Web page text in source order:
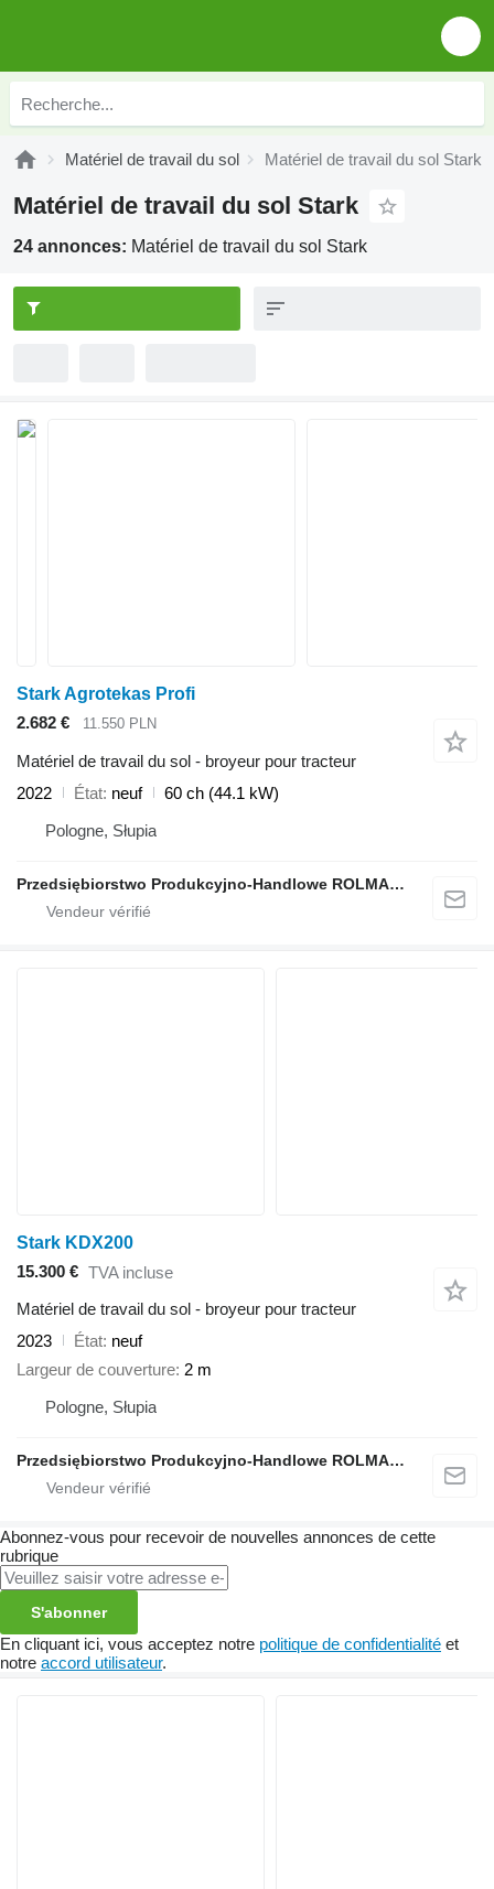
Matériel de travail du sol Matériel de travail du sol Stark
Matériel de travail du sol Stark
24 annonces: Matériel de travail du sol Stark
Stark Agrotekas Profi
2.682 €
11.550 PLN
Matériel de travail du sol - broyeur pour tracteur
2022
État neuf
60 ch (44.1 kW)
Pologne, Słupia
Przedsiębiorstwo Produkcyjno-Handlowe ROLMAPOL Marcin Dziekan
Stark KDX200
15.300 € TVA incluse
Matériel de travail du sol - broyeur pour tracteur
2023
État neuf
Largeur de couverture 2 m
Pologne, Słupia
Przedsiębiorstwo Produkcyjno-Handlowe ROLMAPOL Marcin Dziekan
Abonnez-vous pour recevoir de nouvelles annonces de cette
rubrique
S'abonner
En cliquant ici, vous acceptez notre politique de confidentialité et
notre accord utilisateur.